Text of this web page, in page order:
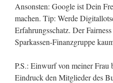
Ansonsten: Google ist Dein
machen. Tip: Werde
Erfahrungsschatz. Der
Sparkassen-Finanzgruppe
P.S.: Einwurf von meiner
Eindruck den Mitglieder des